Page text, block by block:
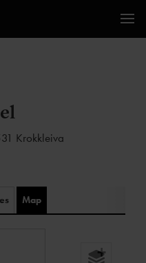
Krokkleiva
Map
+